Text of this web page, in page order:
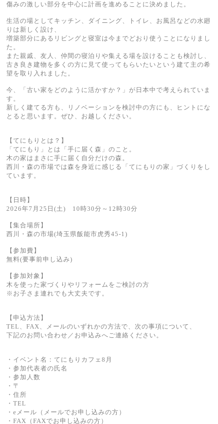
傷みの激しい部分を中心に計画を進めることに決めました。
生活の場としてキッチン、ダイニング、トイレ、お風呂などの水廻
りは新しく設け、
増築部分にあるリビングと寝室は今までどおり使うことになりまし
た。
また親戚、友人、仲間の寝泊りや集える場を設けることも検討し、
古き良き建物を多くの方に見て使ってもらいたいという建て主の希
望を取り入れました。
今、「古い家をどのように活かすか？」が日本中で考えられていま
す。
新しく建てる方も、リノベーションを検討中の方にも、ヒントにな
とると思います。ぜひ、お越しください。
【てにもりとは？】
「てにもり」とは「手に届く森」のこと。
木の家はまさに手に届く自分だけの森。
西川・森の市場では森を身近に感じる「てにもりの家」づくりをし
ています。
【日時】
2026年7月25日(土) 10時30分～12時30分
【集合場所】
西川・森の市場(埼玉県飯能市虎秀45-1)
【参加費】
無料(要事前申し込み)
【参加対象】
木を使った家づくりやリフォームをご検討の方
※お子さま連れでも大丈夫です。
【申込方法】
TEL、FAX、メールのいずれかの方法で、次の事項について、
下記のお問い合わせ／お申込みへご連絡ください。
・イベント名：てにもりカフェ8月
・参加代表者の氏名
・参加人数
・〒
・住所
・TEL
・eメール（メールでお申し込みの方）
・FAX（FAXでお申し込みの方）